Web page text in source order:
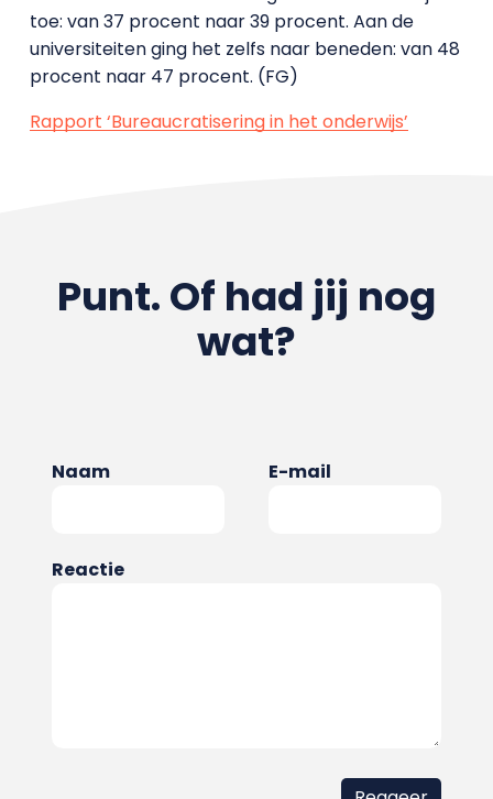
toe: van 37 procent naar 39 procent. Aan de
universiteiten ging het zelfs naar beneden: van 48
procent naar 47 procent. (FG)
Rapport ‘Bureaucratisering in het onderwijs’
Punt. Of had jij nog
wat?
Naam E-mail
Reactie